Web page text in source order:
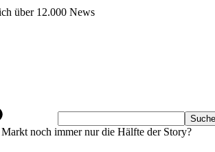
über 12.000 News
noch immer nur die Hälfte der Story?